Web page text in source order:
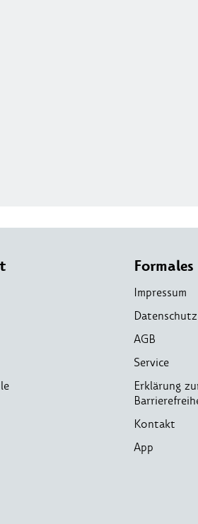
Formales
Impressum
Datenschutz
AGB
Service
Erklärung
Kontakt
App